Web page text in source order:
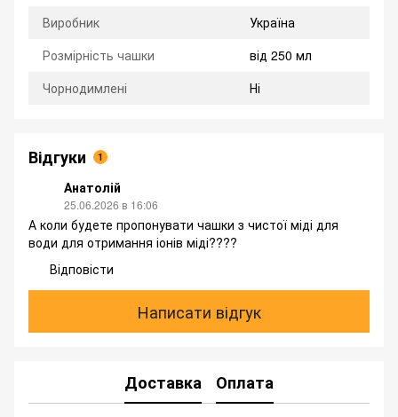
Виробник
Україна
Розмірність чашки
від 250 мл
Чорнодимлені
Ні
Відгуки 1
Анатолій
25.06.2026 в 16:06
А коли будете пропонувати чашки з чистої міді для
води для отримання іонів міді????
Відповісти
Написати відгук
Доставка Оплата